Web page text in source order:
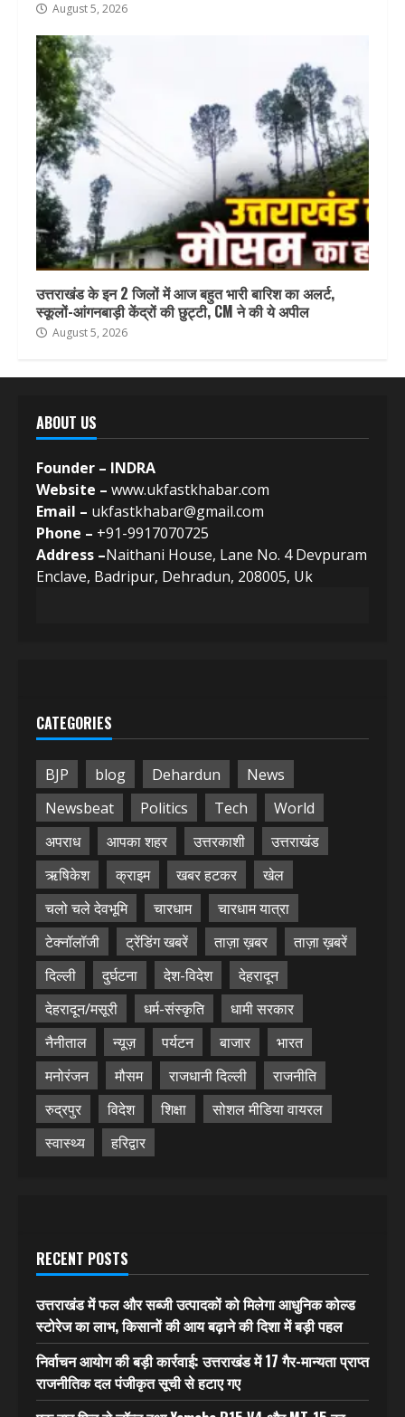
August 5, 2026
उत्तराखंड के इन 2 जिलों में आज बहुत भारी बारिश का अलर्ट,
स्कूलों-आंगनबाड़ी केंद्रों की छुट्टी, CM ने की ये अपील
August 5, 2026
ABOUT US
Founder – INDRA
Website – www.ukfastkhabar.com
Email – ukfastkhabar@gmail.com
Phone – +91-9917070725
Address –Naithani House, Lane No. 4 Devpuram
Enclave, Badripur, Dehradun, 208005, Uk
CATEGORIES
BJP blog Dehardun
News
Newsbeat
Politics Tech
World
अपराध
आपका शहर उत्तरकाशी
उत्तराखंड
ऋषिकेश
क्राइम खबर हटकर
खेल
चलो चले देवभूमि
चारधाम
चारधाम यात्रा
टेक्नॉलॉजी
ट्रेंडिंग खबरें ताज़ा ख़बर
ताज़ा ख़बरें
दिल्ली
दुर्घटना देश-विदेश
देहरादून
देहरादून/मसूरी
धर्म-संस्कृति
धामी सरकार
नैनीताल
न्यूज़ पर्यटन बाजार
भारत
मनोरंजन
मौसम राजधानी दिल्ली
राजनीति
रुद्रपुर
विदेश शिक्षा
सोशल मीडिया वायरल
स्वास्थ्य
हरिद्वार
RECENT POSTS
उत्तराखंड में फल और सब्जी उत्पादकों को मिलेगा आधुनिक कोल्ड
स्टोरेज का लाभ, किसानों की आय बढ़ाने की दिशा में बड़ी पहल
निर्वाचन आयोग की बड़ी कार्रवाई: उत्तराखंड में 17 गैर-मान्यता प्राप्त
राजनीतिक दल पंजीकृत सूची से हटाए गए